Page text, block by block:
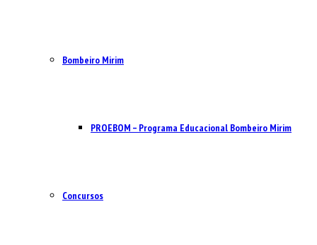
Bombeiro Mirim
PROEBOM – Programa Educacional Bombeiro Mirim
Concursos